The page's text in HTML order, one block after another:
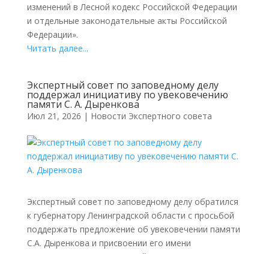
изменений в Лесной кодекс Российской Федерации
и отдельные законодательные акты Российской
Федерации».
Читать далее...
Экспертный совет по заповедному делу
поддержал инициативу по увековечению
памяти С. А. Дыренкова
Июл 21, 2026 | Новости Экспертного совета
Экспертный совет по заповедному делу обратился
к губернатору Ленинградской области с просьбой
поддержать предложение об увековечении памяти
С.А. Дыренкова и присвоении его имени